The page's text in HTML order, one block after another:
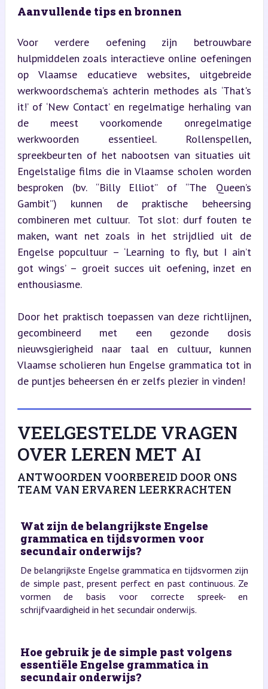
Aanvullende tips en bronnen
Voor verdere oefening zijn betrouwbare
hulpmiddelen zoals interactieve online oefeningen
op Vlaamse educatieve websites, uitgebreide
werkwoordschema’s achterin methodes als ‘That's
it!’ of ‘New Contact’ en regelmatige herhaling van
de meest voorkomende onregelmatige
werkwoorden essentieel. Rollenspellen,
spreekbeurten of het nabootsen van situaties uit
Engelstalige films die in Vlaamse scholen worden
besproken (bv. “Billy Elliot” of “The Queen’s
Gambit”) kunnen de praktische beheersing
combineren met cultuur.  Tot slot: durf fouten te
maken, want net zoals in het strijdlied uit de
Engelse popcultuur – ‘Learning to fly, but I ain’t
got wings’ – groeit succes uit oefening, inzet en
enthousiasme.
Door het praktisch toepassen van deze richtlijnen,
gecombineerd met een gezonde dosis
nieuwsgierigheid naar taal en cultuur, kunnen
Vlaamse scholieren hun Engelse grammatica tot in
de puntjes beheersen én er zelfs plezier in vinden!
VEELGESTELDE VRAGEN
OVER LEREN MET AI
ANTWOORDEN VOORBEREID DOOR ONS
TEAM VAN ERVAREN LEERKRACHTEN
Wat zijn de belangrijkste Engelse
grammatica en tijdsvormen voor
secundair onderwijs?
De belangrijkste Engelse grammatica en tijdsvormen zijn
de simple past, present perfect en past continuous. Ze
vormen de basis voor correcte spreek- en
schrijfvaardigheid in het secundair onderwijs.
Hoe gebruik je de simple past volgens
essentiële Engelse grammatica in
secundair onderwijs?